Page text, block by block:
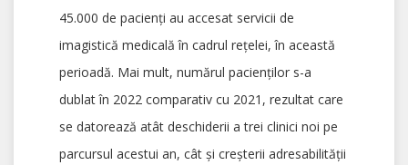
45.000 de pacienți au accesat servicii de
imagistică medicală în cadrul rețelei, în această
perioadă. Mai mult, numărul pacienților s-a
dublat în 2022 comparativ cu 2021, rezultat care
se datorează atât deschiderii a trei clinici noi pe
parcursul acestui an, cât și creșterii adresabilității